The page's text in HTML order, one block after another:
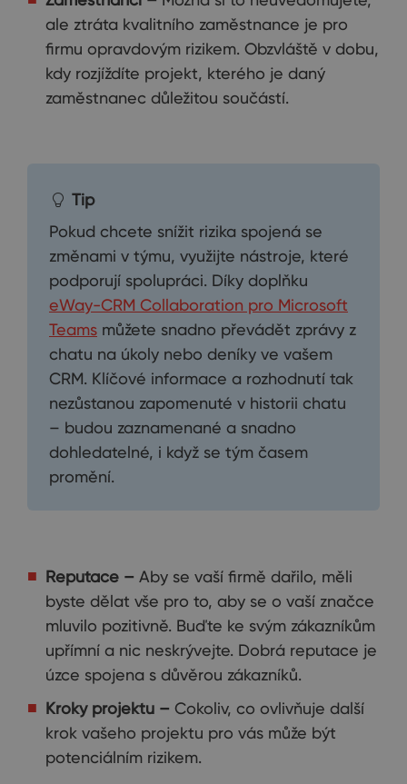
ale ztráta kvalitního zaměstnance je pro
firmu opravdovým rizikem. Obzvláště v dobu,
kdy rozjíždíte projekt, kterého je daný
zaměstnanec důležitou součástí.
Tip
Pokud chcete snížit rizika spojená se
změnami v týmu, využijte nástroje, které
podporují spolupráci. Díky doplňku
eWay-CRM Collaboration pro Microsoft
Teams můžete snadno převádět zprávy z
chatu na úkoly nebo deníky ve vašem
CRM. Klíčové informace a rozhodnutí tak
nezůstanou zapomenuté v historii chatu
– budou zaznamenané a snadno
dohledatelné, i když se tým časem
promění.
Reputace – Aby se vaší firmě dařilo, měli
byste dělat vše pro to, aby se o vaší značce
mluvilo pozitivně. Buďte ke svým zákazníkům
upřímní a nic neskrývejte. Dobrá reputace je
úzce spojena s důvěrou zákazníků.
Kroky projektu – Cokoliv, co ovlivňuje další
krok vašeho projektu pro vás může být
potenciálním rizikem.